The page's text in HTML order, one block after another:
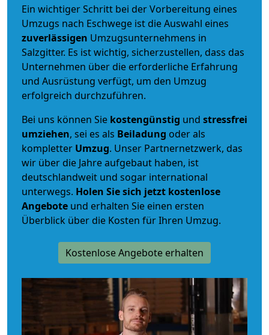
Ein wichtiger Schritt bei der Vorbereitung eines
Umzugs nach Eschwege ist die Auswahl eines
zuverlässigen Umzugsunternehmens in
Salzgitter. Es ist wichtig, sicherzustellen, dass das
Unternehmen über die erforderliche Erfahrung
und Ausrüstung verfügt, um den Umzug
erfolgreich durchzuführen.
Bei uns können Sie kostengünstig und stressfrei
umziehen, sei es als Beiladung oder als
kompletter Umzug. Unser Partnernetzwerk, das
wir über die Jahre aufgebaut haben, ist
deutschlandweit und sogar international
unterwegs. Holen Sie sich jetzt kostenlose
Angebote und erhalten Sie einen ersten
Überblick über die Kosten für Ihren Umzug.
Kostenlose Angebote erhalten